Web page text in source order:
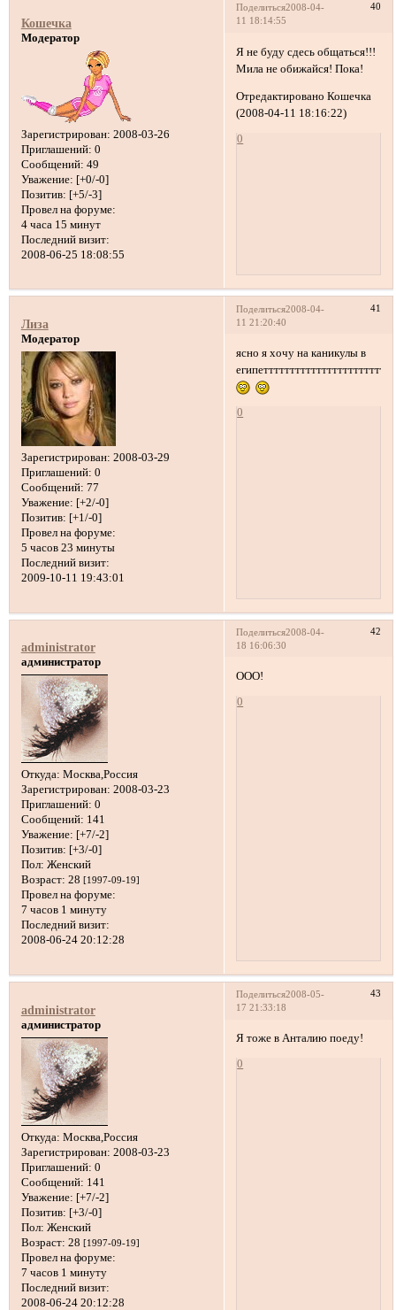
Поделиться 40
2008-04-
11 18:14:55
Кошечка
Модератор
Зарегистрирован: 2008-03-26
Приглашений: 0
Сообщений: 49
Уважение: [+0/-0]
Позитив: [+5/-3]
Провел на форуме:
4 часа 15 минут
Последний визит:
2008-06-25 18:08:55
Я не буду сдесь общаться!!!
Мила не обижайся! Пока!
Отредактировано Кошечка
(2008-04-11 18:16:22)
0
Поделиться 41
2008-04-
11 21:20:40
Лиза
Модератор
Зарегистрирован: 2008-03-29
Приглашений: 0
Сообщений: 77
Уважение: [+2/-0]
Позитив: [+1/-0]
Провел на форуме:
5 часов 23 минуты
Последний визит:
2009-10-11 19:43:01
ясно я хочу на каникулы в
0
Поделиться 42
2008-04-
18 16:06:30
administrator
администратор
Откуда: Москва,Россия
Зарегистрирован: 2008-03-23
Приглашений: 0
Сообщений: 141
Уважение: [+7/-2]
Позитив: [+3/-0]
Пол: Женский
Возраст: 28 [1997-09-19]
Провел на форуме:
7 часов 1 минуту
Последний визит:
2008-06-24 20:12:28
ООО!
0
Поделиться 43
2008-05-
17 21:33:18
administrator
администратор
Откуда: Москва,Россия
Зарегистрирован: 2008-03-23
Приглашений: 0
Сообщений: 141
Уважение: [+7/-2]
Позитив: [+3/-0]
Пол: Женский
Возраст: 28 [1997-09-19]
Провел на форуме:
7 часов 1 минуту
Последний визит:
2008-06-24 20:12:28
Я тоже в Анталию поеду!
0